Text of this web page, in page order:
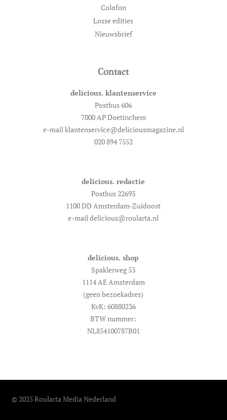
Colofon
Losse edities
Nieuwsbrief
Contact
delicious. klantenservice
Postbus 606
7000 AP Doetinchem
e-mail klantenservice@deliciousmagazine.nl
020 894 7552
delicious. redactie
Postbus 22693
1100 DD Amsterdam-Zuidoost
e-mail delicious@roularta.nl
delicious. shop
Spaklerweg 53
1114 AE Amsterdam
(geen bezoekadres)
KvK: 60880236
BTW nummer:
NL854100787B01
© 2025 Roularta Media Nederland